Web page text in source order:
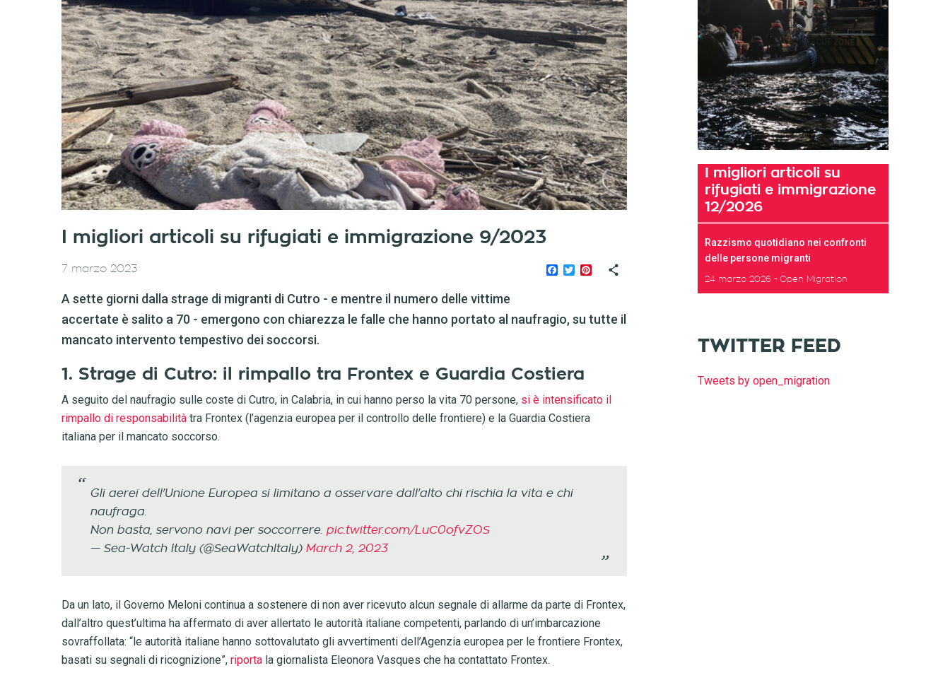
I migliori articoli su rifugiati e immigrazione 9/2023
Facebook
TwitterPinterest
7 marzo 2023
A sette giorni dalla strage di migranti di Cutro - e mentre il numero delle vittime
accertate è salito a 70 - emergono con chiarezza le falle che hanno portato al naufragio, su tutte il
mancato intervento tempestivo dei soccorsi.
1. Strage di Cutro: il rimpallo tra Frontex e Guardia Costiera
A seguito del naufragio sulle coste di Cutro, in Calabria, in cui hanno perso la vita 70 persone, si è intensificato il
rimpallo di responsabilità tra Frontex (l’agenzia europea per il controllo delle frontiere) e la Guardia Costiera
italiana per il mancato soccorso.
Gli aerei dell'Unione Europea si limitano a osservare dall'alto chi rischia la vita e chi
naufraga.
Non basta, servono navi per soccorrere. pic.twitter.com/LuC0ofvZOS
— Sea-Watch Italy (@SeaWatchItaly) March 2, 2023
Da un lato, il Governo Meloni continua a sostenere di non aver ricevuto alcun segnale di allarme da parte di Frontex,
dall’altro quest’ultima ha affermato di aver allertato le autorità italiane competenti, parlando di un’imbarcazione
sovraffollata: “le autorità italiane hanno sottovalutato gli avvertimenti dell’Agenzia europea per le frontiere Frontex,
basati su segnali di ricognizione”, riporta la giornalista Eleonora Vasques che ha contattato Frontex.
I migliori articoli su
rifugiati e immigrazione
12/2026
Razzismo quotidiano nei confronti
delle persone migranti
24 marzo 2026 Open Migration
TWITTER FEED
Tweets by open_migration